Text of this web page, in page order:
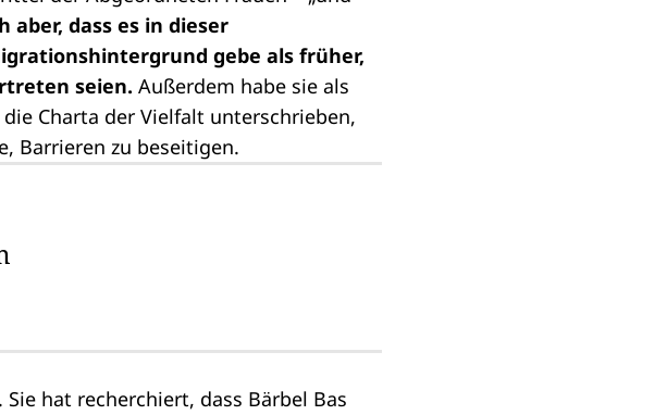
aber, dass es in dieser
gebe als früher,
seien. Außerdem habe sie als
Charta der Vielfalt unterschrieben,
Barrieren zu beseitigen.
hat recherchiert, dass Bärbel Bas